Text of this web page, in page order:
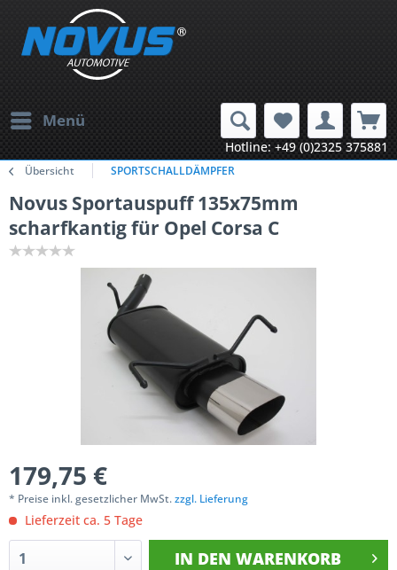
Menü
Hotline: +49 (0)2325 375881
Übersicht SPORTSCHALLDÄMPFER
Novus Sportauspuff 135x75mm
scharfkantig für Opel Corsa C
179,75 €
* Preise inkl. gesetzlicher MwSt.zzgl. Lieferung
Lieferzeit ca. 5 Tage
IN DEN WARENKORB